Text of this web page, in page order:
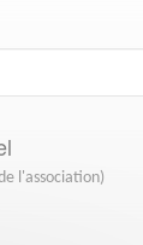
l'association)